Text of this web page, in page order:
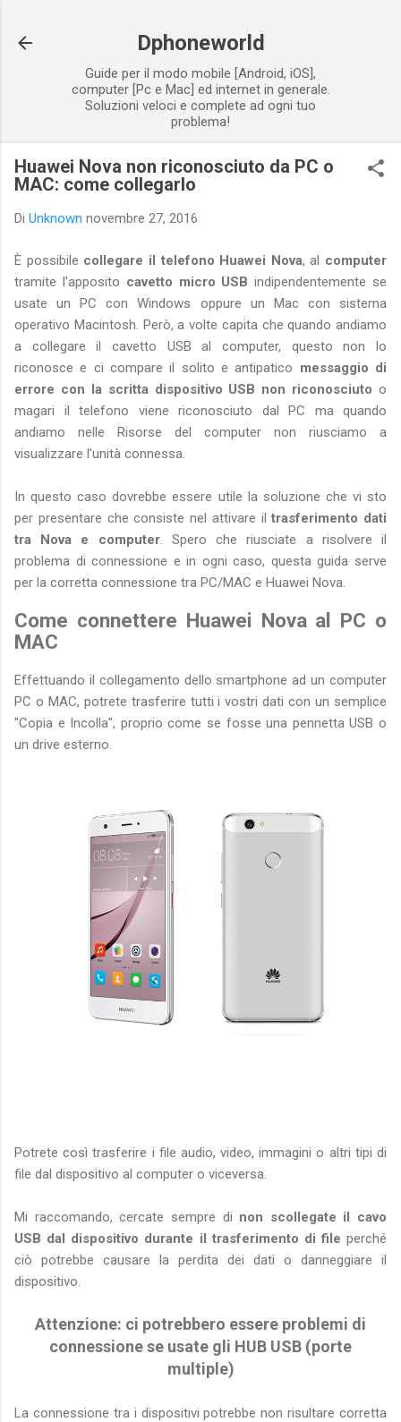
Dphoneworld
Guide per il modo mobile [Android, iOS],
computer [Pc e Mac] ed internet in generale.
Soluzioni veloci e complete ad ogni tuo
problema!
Huawei Nova non riconosciuto da PC o
MAC: come collegarlo
Di Unknown novembre 27, 2016
È possibile collegare il telefono Huawei Nova, al computer
tramite l'apposito cavetto micro USB indipendentemente se
usate un PC con Windows oppure un Mac con sistema
operativo Macintosh. Però, a volte capita che quando andiamo
a collegare il cavetto USB al computer, questo non lo
riconosce e ci compare il solito e antipatico messaggio di
errore con la scritta dispositivo USB non riconosciuto o
magari il telefono viene riconosciuto dal PC ma quando
andiamo nelle Risorse del computer non riusciamo a
visualizzare l'unità connessa.
In questo caso dovrebbe essere utile la soluzione che vi sto
per presentare che consiste nel attivare iltrasferimento dati
tra Nova e computer. Spero che riusciate a risolvere il
problema di connessione e in ogni caso, questa guida serve
per la corretta connessione tra PC/MAC e Huawei Nova.
Come connettere Huawei Nova al PC o
MAC
Effettuando il collegamento dello smartphone ad un computer
PC o MAC, potrete trasferire tutti i vostri dati con un semplice
"Copia e Incolla", proprio come se fosse una pennetta USB o
un drive esterno.
Potrete così trasferire i file audio, video, immagini o altri tipi di
file dal dispositivo al computer o viceversa.
Mi raccomando, cercate sempre di non scollegate il cavo
USB dal dispositivo durante il trasferimento di file perché
ciò potrebbe causare la perdita dei dati o danneggiare il
dispositivo.
Attenzione: ci potrebbero essere problemi di
connessione se usate gli HUB USB (porte
multiple)
La connessione tra i dispositivi potrebbe non risultare corretta